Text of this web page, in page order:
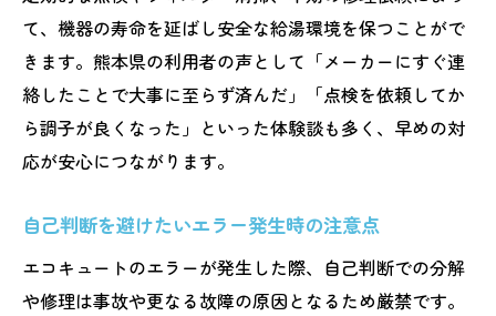
て、機器の寿命を延ばし安全な給湯環境を保つことがで
きます。熊本県の利用者の声として「メーカーにすぐ連
絡したことで大事に至らず済んだ」「点検を依頼してか
ら調子が良くなった」といった体験談も多く、早めの対
応が安心につながります。
自己判断を避けたいエラー発生時の注意点
エコキュートのエラーが発生した際、自己判断での分解
や修理は事故や更なる故障の原因となるため厳禁です。